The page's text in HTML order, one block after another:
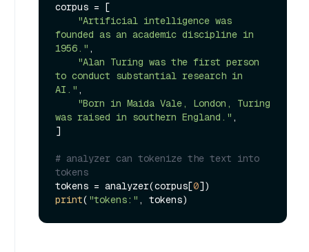
corpus = [
"Artificial intelligence was
founded as an academic discipline in
1956." ,
"Alan Turing was the first person
to conduct substantial research in
AI." ,
"Born in Maida Vale, London, Turing
was raised in southern England." ,
]
# analyzer can tokenize the text into
tokens
tokens = analyzer(corpus[0
print( "tokens:"